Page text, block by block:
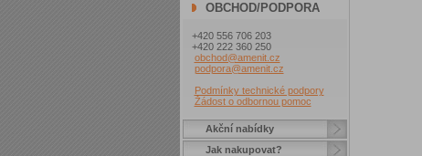
OBCHOD/PODPORA
+420 556 706 203
+420 222 360 250
obchod@amenit.cz
podpora@amenit.cz
Podmínky technické podpory
Žádost o odbornou pomoc
Akční nabídky
Jak nakupovat?